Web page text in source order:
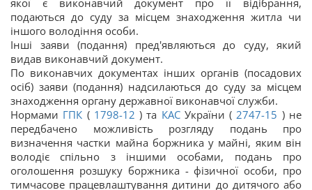
якої є виконавчий документ про її відібрання,
подаються до суду за місцем знаходження житла чи
іншого володіння особи.
Інші заяви (подання) пред'являються до суду, який
видав виконавчий документ.
По виконавчих документах інших органів (посадових
осіб) заяви (подання) надсилаються до суду за місцем
знаходження органу державної виконавчої служби.
Нормами ГПК ( 1798-12 ) та КАСУкраїни (2747-15 ) не
передбачено можливість розгляду подань про
визначення частки майна боржника у майні, яким він
володіє спільно з іншими особами, подань про
оголошення розшуку боржника - фізичної особи, про
тимчасове працевлаштування дитини до дитячого або